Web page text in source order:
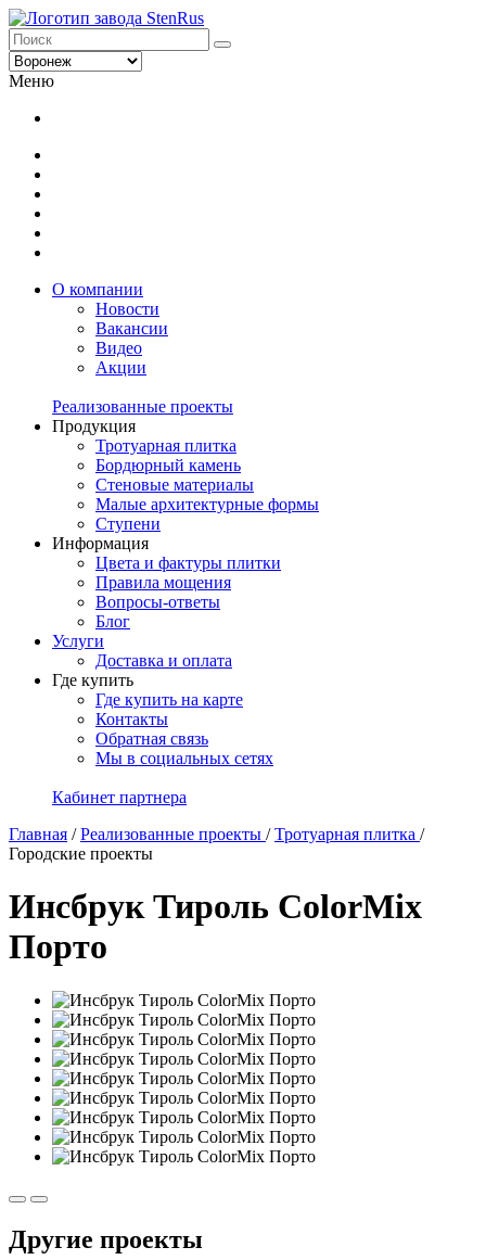
Меню
О компании
Новости
Вакансии
Видео
Акции
Реализованные проекты
Продукция
Тротуарная плитка
Бордюрный камень
Стеновые материалы
Малые архитектурные формы
Ступени
Информация
Цвета и фактуры плитки
Правила мощения
Вопросы-ответы
Блог
Услуги
Доставка и оплата
Где купить
Где купить на карте
Контакты
Обратная связь
Мы в социальных сетях
Кабинет партнера
Главная /Реализованные проекты /Тротуарная плитка /
Городские проекты
Инсбрук Тироль ColorMix
Порто
Другие проекты